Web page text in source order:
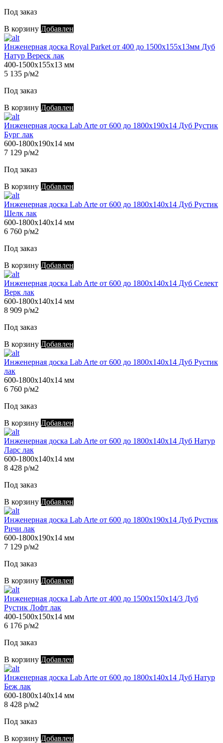
Под заказ
В корзину Добавлен
Инженерная доска Royal Parket от 400 до 1500х155х13мм Дуб
Натур Вереск лак
400-1500х155х13 мм
5 135 р/м2
Под заказ
В корзину Добавлен
Инженерная доска Lab Arte от 600 до 1800х190х14 Дуб Рустик
Бург лак
600-1800х190х14 мм
7 129 р/м2
Под заказ
В корзину Добавлен
Инженерная доска Lab Arte от 600 до 1800х140х14 Дуб Рустик
Шелк лак
600-1800х140х14 мм
6 760 р/м2
Под заказ
В корзину Добавлен
Инженерная доска Lab Arte от 600 до 1800х140х14 Дуб Селект
Верк лак
600-1800х140х14 мм
8 909 р/м2
Под заказ
В корзину Добавлен
Инженерная доска Lab Arte от 600 до 1800х140х14 Дуб Рустик
лак
600-1800х140х14 мм
6 760 р/м2
Под заказ
В корзину Добавлен
Инженерная доска Lab Arte от 600 до 1800х140х14 Дуб Натур
Ларс лак
600-1800х140х14 мм
8 428 р/м2
Под заказ
В корзину Добавлен
Инженерная доска Lab Arte от 600 до 1800х190х14 Дуб Рустик
Ричи лак
600-1800х190х14 мм
7 129 р/м2
Под заказ
В корзину Добавлен
Инженерная доска Lab Arte от 400 до 1500х150х14/3 Дуб
Рустик Лофт лак
400-1500х150х14 мм
6 176 р/м2
Под заказ
В корзину Добавлен
Инженерная доска Lab Arte от 600 до 1800х140х14 Дуб Натур
Беж лак
600-1800х140х14 мм
8 428 р/м2
Под заказ
В корзину Добавлен